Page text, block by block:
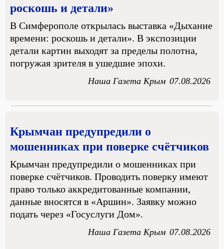
роскошь и детали»
В Симферополе открылась выставка «Дыхание
времени: роскошь и детали». В экспозиции
детали картин выходят за пределы полотна,
погружая зрителя в ушедшие эпохи.
Наша Газета Крым 07.08.2026
Крымчан предупредили о
мошенниках при поверке счётчиков
Крымчан предупредили о мошенниках при
поверке счётчиков. Проводить поверку имеют
право только аккредитованные компании,
данные вносятся в «Аршин». Заявку можно
подать через «Госуслуги Дом».
Наша Газета Крым 07.08.2026